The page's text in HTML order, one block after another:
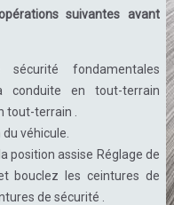
suivantes avant
fondamentales
conduite en tout-terrain
tout-terrain .
véhicule.
position assise Réglage de
bouclez les ceintures de
de sécurité .